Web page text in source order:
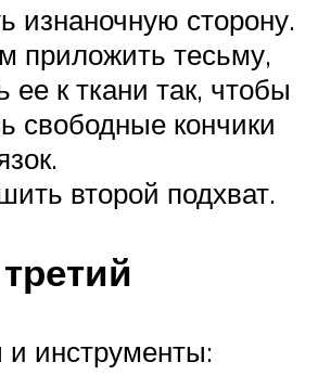
изнаночную сторону.
приложить тесьму,
ее к ткани так, чтобы
свободные кончики
второй подхват.
инструменты: